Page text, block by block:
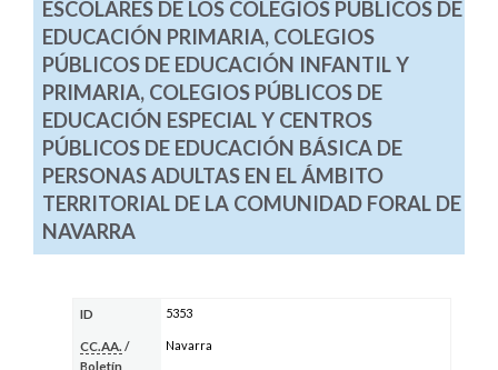
ESCOLARES DE LOS COLEGIOS PÚBLICOS DE
EDUCACIÓN PRIMARIA, COLEGIOS
PÚBLICOS DE EDUCACIÓN INFANTIL Y
PRIMARIA, COLEGIOS PÚBLICOS DE
EDUCACIÓN ESPECIAL Y CENTROS
PÚBLICOS DE EDUCACIÓN BÁSICA DE
PERSONAS ADULTAS EN EL ÁMBITO
TERRITORIAL DE LA COMUNIDAD FORAL DE
NAVARRA
ID 5353
CC.AA. /
Boletín
Navarra